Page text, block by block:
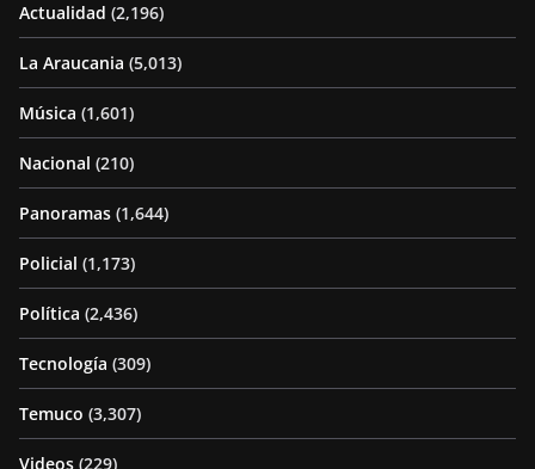
Actualidad (2,196)
La Araucania (5,013)
Música (1,601)
Nacional (210)
Panoramas (1,644)
Policial (1,173)
Política (2,436)
Tecnología (309)
Temuco (3,307)
Videos (229)